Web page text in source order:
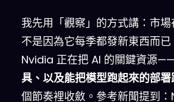
我先用「觀察」的方式講：市場
不是因為它每季都發新東西而
Nvidia 正在把 AI 的關鍵資源——
具、以及能把模型跑起來的部署
個節奏裡收斂。參考新聞提到